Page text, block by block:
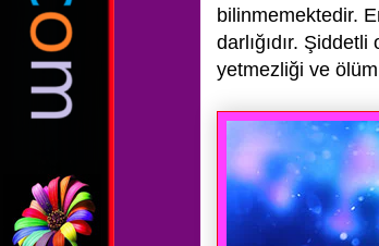
bilinmemektedir.
darlığıdır.
yetmezliği ve